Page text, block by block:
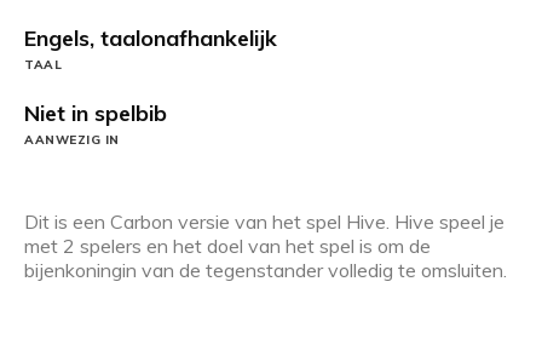
Engels, taalonafhankelijk
TAAL
Niet in spelbib
AANWEZIG IN
Dit is een Carbon versie van het spel Hive. Hive speel je
met 2 spelers en het doel van het spel is om de
bijenkoningin van de tegenstander volledig te omsluiten.